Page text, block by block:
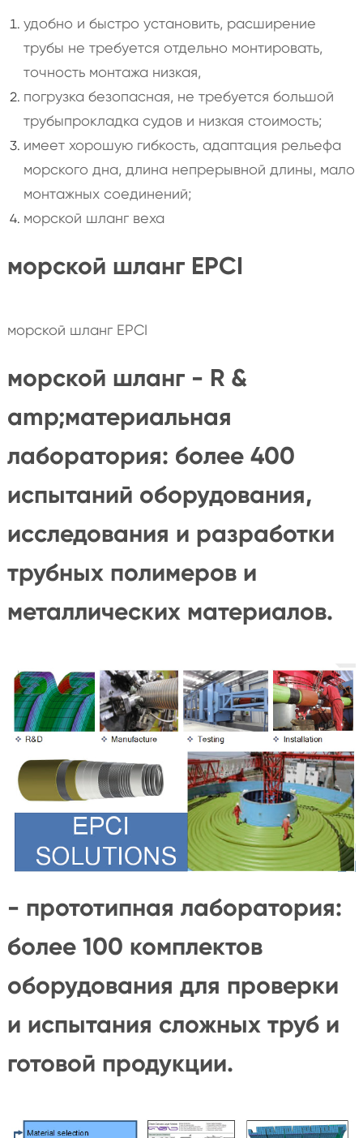
удобно и быстро установить, расширение
трубы не требуется отдельно монтировать,
точность монтажа низкая,
погрузка безопасная, не требуется большой
трубыпрокладка судов и низкая стоимость;
имеет хорошую гибкость, адаптация рельефа
морского дна, длина непрерывной длины, мало
монтажных соединений;
морской шланг веха
морской шланг EPCI
морской шланг EPCI
морской шланг - R &
amp;материальная
лаборатория: более 400
испытаний оборудования,
исследования и разработки
трубных полимеров и
металлических материалов.
- прототипная лаборатория:
более 100 комплектов
оборудования для проверки
и испытания сложных труб и
готовой продукции.